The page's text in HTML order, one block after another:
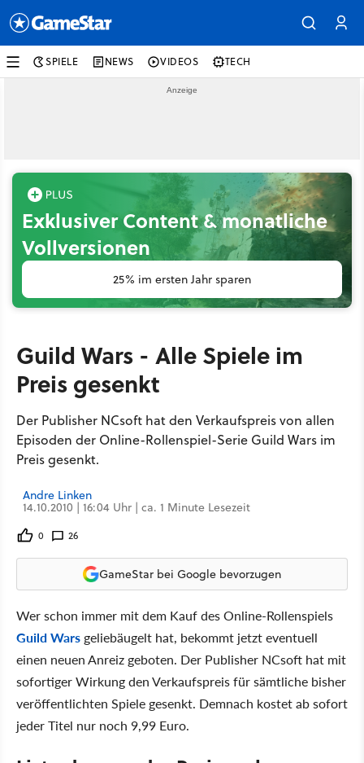
SPIELE NEWS VIDEOS TECH
Exklusiver Content & monatliche
Vollversionen
25% im ersten Jahr sparen
Guild Wars - Alle Spiele im
Preis gesenkt
Der Publisher NCsoft hat den Verkaufspreis von allen
Episoden der Online-Rollenspiel-Serie Guild Wars im
Preis gesenkt.
Andre Linken
14.10.2010 | 16:04 Uhr | ca. 1 Minute Lesezeit
0 26
GameStar bei Google bevorzugen
Wer schon immer mit dem Kauf des Online-Rollenspiels
Guild Wars geliebäugelt hat, bekommt jetzt eventuell
einen neuen Anreiz geboten. Der Publisher NCsoft hat mit
sofortiger Wirkung den Verkaufspreis für sämtliche bisher
veröffentlichten Spiele gesenkt. Demnach kostet ab sofort
jeder Titel nur noch 9,99 Euro.